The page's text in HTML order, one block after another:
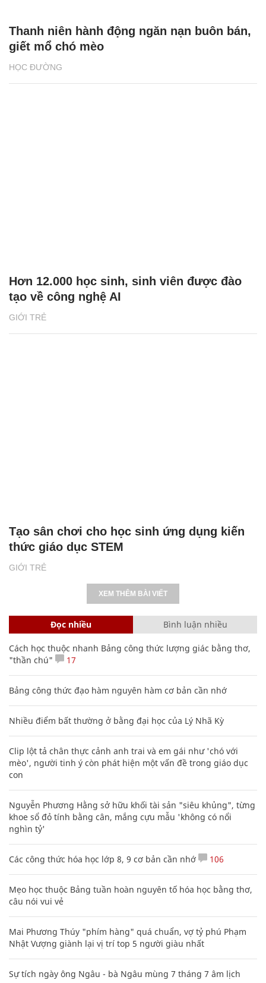
HỌC ĐƯỜNG
Thanh niên hành động ngăn nạn buôn bán,
giết mổ chó mèo
GIỚI TRẺ
Hơn 12.000 học sinh, sinh viên được đào
tạo về công nghệ AI
GIỚI TRẺ
Tạo sân chơi cho học sinh ứng dụng kiến
thức giáo dục STEM
XEM THÊM BÀI VIẾT
Đọc nhiều Bình luận nhiều
Cách học thuộc nhanh Bảng công thức lượng giác bằng thơ,
"thần chú"
17
Bảng công thức đạo hàm nguyên hàm cơ bản cần nhớ
Nhiều điểm bất thường ở bằng đại học của Lý Nhã Kỳ
Clip lột tả chân thực cảnh anh trai và em gái như 'chó với
mèo', người tinh ý còn phát hiện một vấn đề trong giáo dục
con
Nguyễn Phương Hằng sở hữu khối tài sản "siêu khủng", từng
khoe sổ đỏ tính bằng cân, mắng cựu mẫu 'không có nổi
nghìn tỷ'
Các công thức hóa học lớp 8, 9 cơ bản cần nhớ 106
Mẹo học thuộc Bảng tuần hoàn nguyên tố hóa học bằng thơ,
câu nói vui vẻ
Mai Phương Thúy "phím hàng" quá chuẩn, vợ tỷ phú Phạm
Nhật Vượng giành lại vị trí top 5 người giàu nhất
Sự tích ngày ông Ngâu - bà Ngâu mùng 7 tháng 7 âm lịch